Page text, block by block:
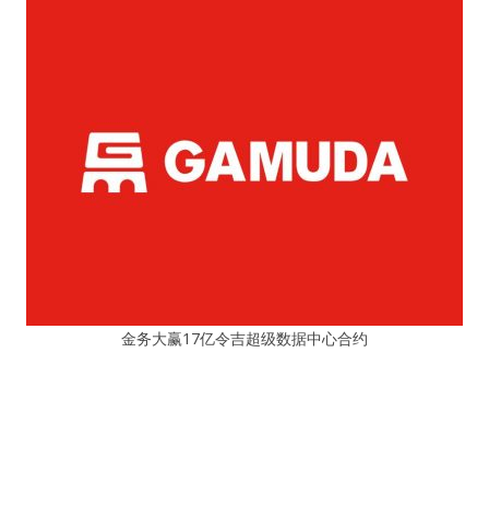
金务大赢17亿令吉超级数据中心合约